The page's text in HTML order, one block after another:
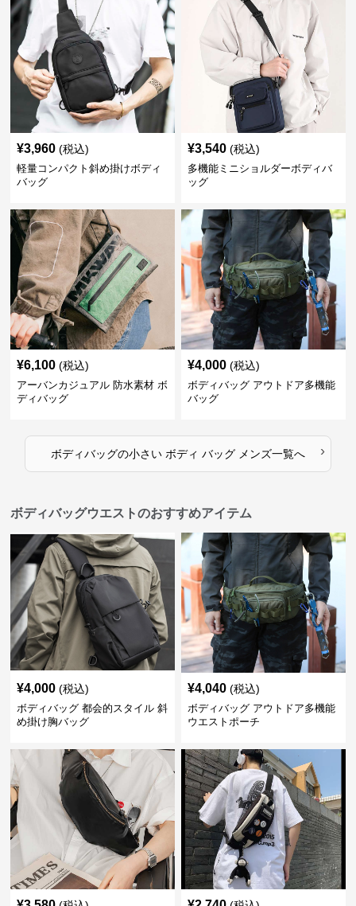
¥3,960 (税込)
軽量コンパクト斜め掛けボディ
バッグ
¥3,540 (税込)
多機能ミニショルダーボディバ
ッグ
¥6,100 (税込)
アーバンカジュアル 防水素材 ボ
ディバッグ
¥4,000 (税込)
ボディバッグ アウトドア多機能
バッグ
ボディバッグの小さい ボディ バッグ メンズ一覧へ ›
ボディバッグウエストのおすすめアイテム
¥4,000 (税込)
ボディバッグ 都会的スタイル 斜
め掛け胸バッグ
¥4,040 (税込)
ボディバッグ アウトドア多機能
ウエストポーチ